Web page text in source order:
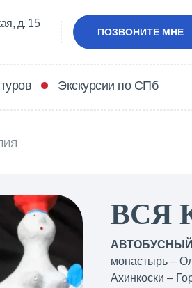
ПОЗВОНИТЕ МНЕ
д. 15
Экскурсии по СПб
ВСЯ
монастырь –
Ахинкоски –